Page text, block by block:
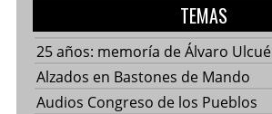
TEMAS
25 años: memoría de Álvaro Ulcué
Alzados en Bastones de Mando
Audios Congreso de los Pueblos